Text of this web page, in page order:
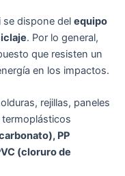
se dispone del equipo
. Por lo general,
que resisten un
en los impactos.
rejillas, paneles
PP
(cloruro de